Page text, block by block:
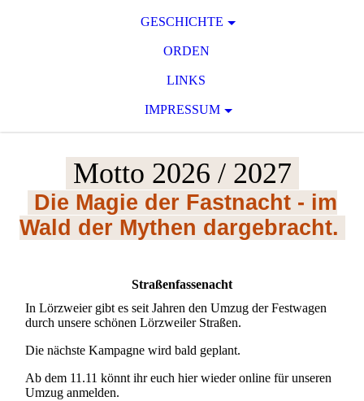
GESCHICHTE
ORDEN
LINKS
IMPRESSUM
Motto 2026 / 2027
Die Magie der Fastnacht - im
Wald der Mythen dargebracht.
Straßenfassenacht
In Lörzweier gibt es seit Jahren den Umzug der Festwagen
durch unsere schönen Lörzweiler Straßen.
Die nächste Kampagne wird bald geplant.
Ab dem 11.11 könnt ihr euch hier wieder online für unseren
Umzug anmelden.